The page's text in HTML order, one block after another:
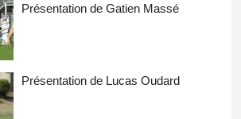
Présentation de Gatien Massé
Présentation de Lucas Oudard